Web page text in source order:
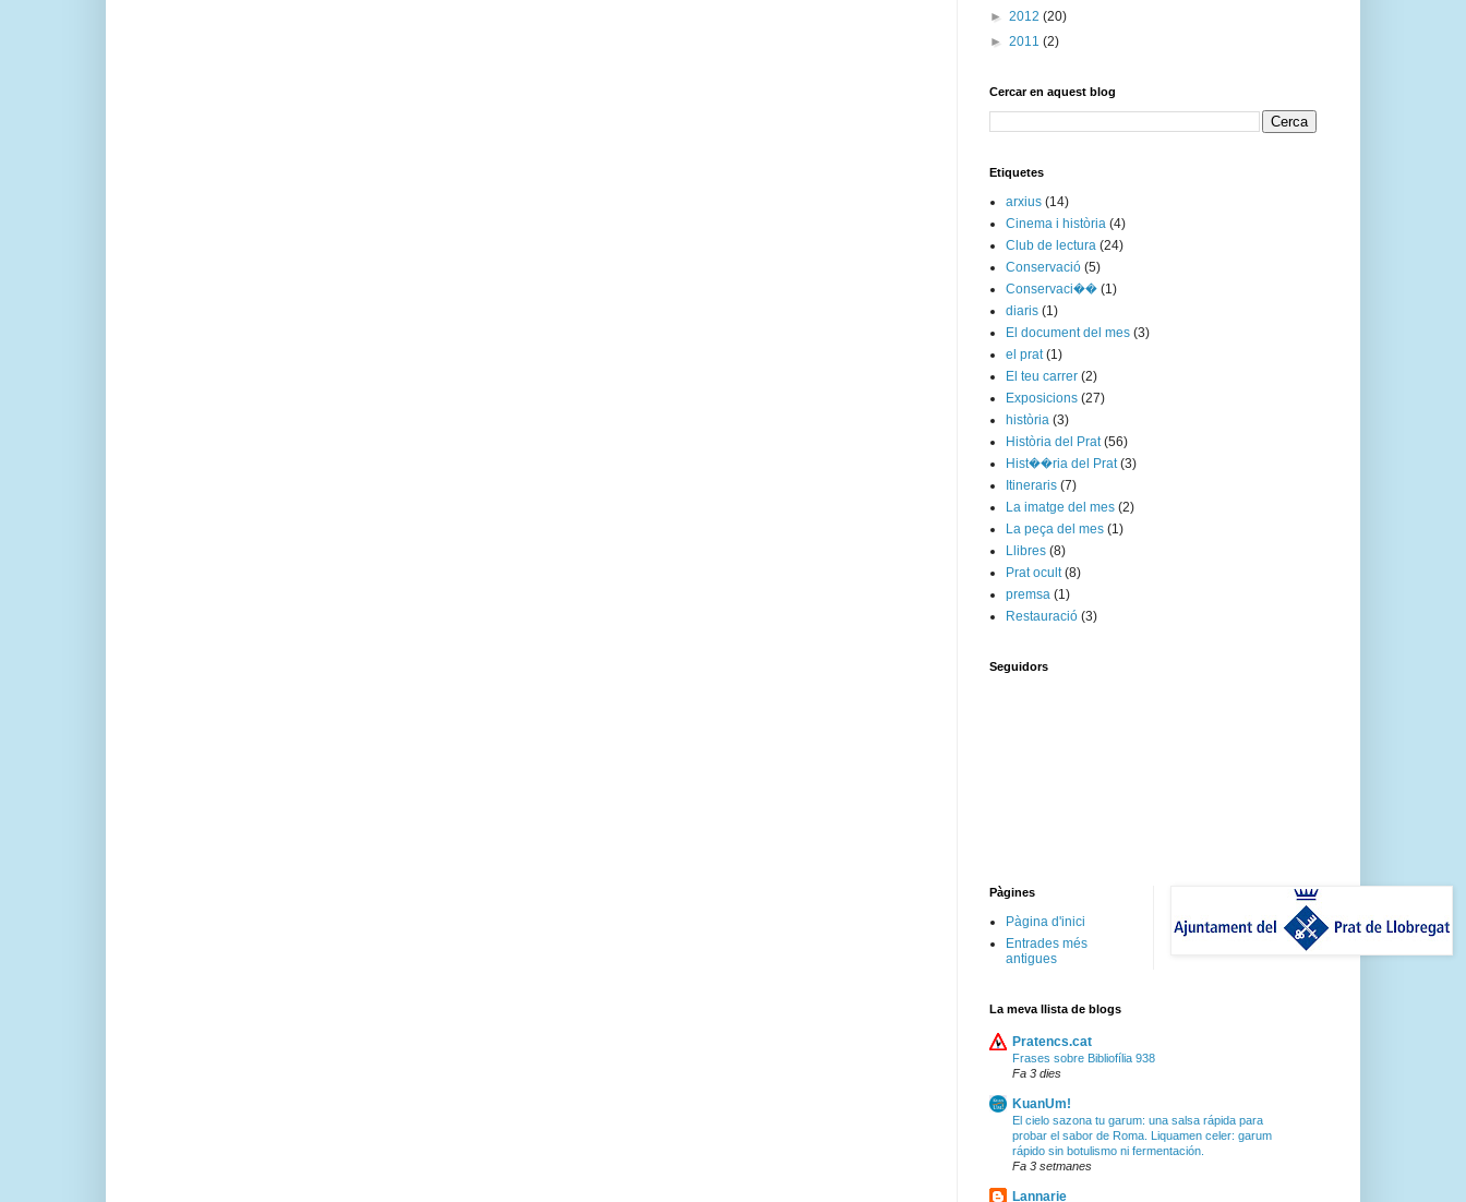
► 2012 (20)
► 2011 (2)
Cercar en aquest blog
Etiquetes
arxius (14)
Cinema i història (4)
Club de lectura (24)
Conservació (5)
Conservaci�� (1)
diaris (1)
El document del mes (3)
el prat (1)
El teu carrer (2)
Exposicions (27)
història (3)
Història del Prat (56)
Hist��ria del Prat (3)
Itineraris (7)
La imatge del mes (2)
La peça del mes (1)
Llibres (8)
Prat ocult (8)
premsa (1)
Restauració (3)
Seguidors
Pàgines
Pàgina d'inici
Entrades més
antigues
La meva llista de blogs
Pratencs.cat
Frases sobre Bibliofília 938
Fa 3 dies
KuanUm!
El cielo sazona tu garum: una salsa rápida para
probar el sabor de Roma. Liquamen celer: garum
rápido sin botulismo ni fermentación.
Fa 3 setmanes
Lannarie